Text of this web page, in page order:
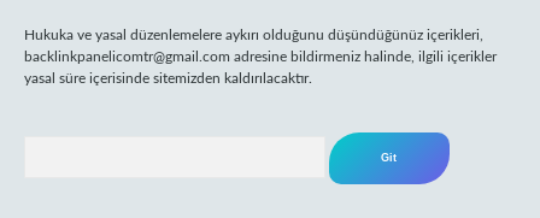
Hukuka ve yasal düzenlemelere aykırı olduğunu düşündüğünüz içerikleri,
backlinkpanelicomtr@gmail.com adresine bildirmeniz halinde, ilgili içerikler
yasal süre içerisinde sitemizden kaldırılacaktır.